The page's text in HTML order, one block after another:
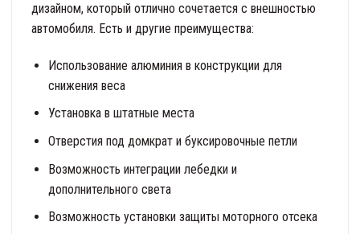
дизайном, который отлично сочетается с внешностью
автомобиля. Есть и другие преимущества:
Использование алюминия в конструкции для
снижения веса
Установка в штатные места
Отверстия под домкрат и буксировочные петли
Возможность интеграции лебедки и
дополнительного света
Возможность установки защиты моторного отсека